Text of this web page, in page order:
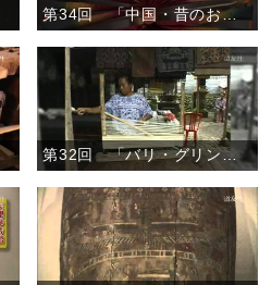
第34回 「中国・昔のおもちゃ―風車―」
第32回 「バリ・グリンシン」